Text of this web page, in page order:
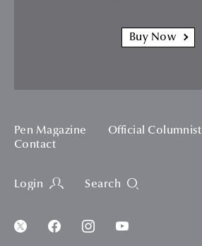
Buy Now
Pen Magazine Official Columnist
Contact
Login Search